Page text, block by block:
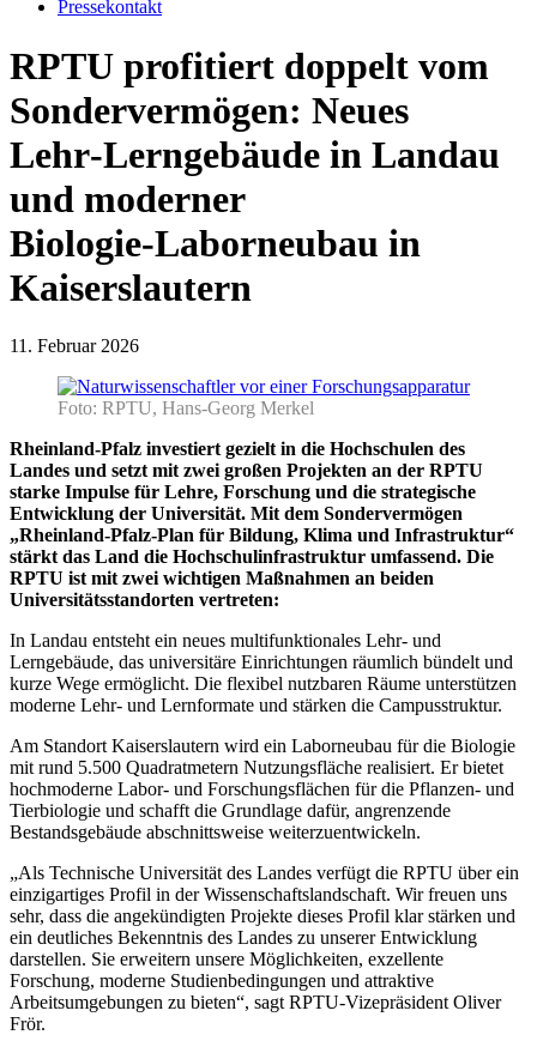
Pressekontakt
RPTU profitiert doppelt vom
Sondervermögen: Neues
Lehr‑Lerngebäude in Landau
und moderner
Biologie‑Laborneubau in
Kaiserslautern
11. Februar 2026
Foto: RPTU, Hans-Georg Merkel
Rheinland‑Pfalz investiert gezielt in die Hochschulen des
Landes und setzt mit zwei großen Projekten an der RPTU
starke Impulse für Lehre, Forschung und die strategische
Entwicklung der Universität. Mit dem Sondervermögen
„Rheinland‑Pfalz‑Plan für Bildung, Klima und Infrastruktur“
stärkt das Land die Hochschulinfrastruktur umfassend. Die
RPTU ist mit zwei wichtigen Maßnahmen an beiden
Universitätsstandorten vertreten:
In Landau entsteht ein neues multifunktionales Lehr‑ und
Lerngebäude, das universitäre Einrichtungen räumlich bündelt und
kurze Wege ermöglicht. Die flexibel nutzbaren Räume unterstützen
moderne Lehr‑ und Lernformate und stärken die Campusstruktur.
Am Standort Kaiserslautern wird ein Laborneubau für die Biologie
mit rund 5.500 Quadratmetern Nutzungsfläche realisiert. Er bietet
hochmoderne Labor‑ und Forschungsflächen für die Pflanzen‑ und
Tierbiologie und schafft die Grundlage dafür, angrenzende
Bestandsgebäude abschnittsweise weiterzuentwickeln.
„Als Technische Universität des Landes verfügt die RPTU über ein
einzigartiges Profil in der Wissenschaftslandschaft. Wir freuen uns
sehr, dass die angekündigten Projekte dieses Profil klar stärken und
ein deutliches Bekenntnis des Landes zu unserer Entwicklung
darstellen. Sie erweitern unsere Möglichkeiten, exzellente
Forschung, moderne Studienbedingungen und attraktive
Arbeitsumgebungen zu bieten“, sagt RPTU‑Vizepräsident Oliver
Frör.